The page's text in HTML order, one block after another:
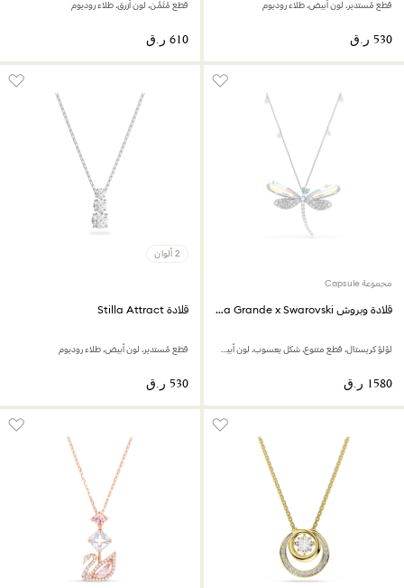
قطع مُستدير، لون أبيض، طلاء روديوم قطع مُثَمَّن، لون أزرق، طلاء روديوم
مجموعة Capsule
قلادة وبروش Ariana Grande x Swarovski
لؤلؤ كريستال، قطع متنوع، شكل يعسوب، لون أبيض، طلاء روديوم
2 ألوان
قلادة Stilla Attract
قطع مُستدير،‎ لون أبيض،‎ طلاء روديوم